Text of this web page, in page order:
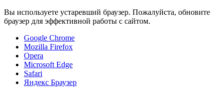
Вы используете устаревший браузер. Пожалуйста, обновите
браузер для эффективной работы с сайтом.
Google Chrome
Mozilla Firefox
Opera
Microsoft Edge
Safari
Яндекс Браузер